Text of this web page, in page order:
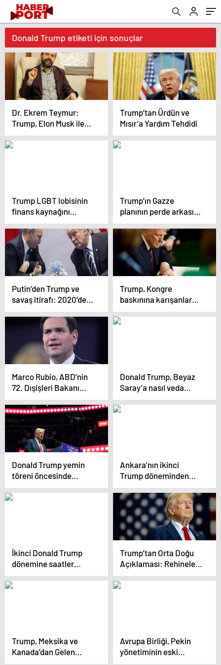
Donald Trump etiketi için sonuçlar
Dr. Ekrem Teymur:
Trump, Elon Musk ile
kamu yönetiminde
devrim yapmaya
Trump’tan Ürdün ve
Mısır’a Yardım Tehdidi
Trump LGBT lobisinin
finans kaynağını
kesiyor! Trans bireyler
spor
müsabakalarından
men edildi
Trump’ın Gazze
planının perde arkası!
Cumhuriyetçiler ikiye
bölündü: “Önce
ABD’ydi şimdi her yer
mi?”
Putin’den Trump ve
savaş itirafı: 2020’de
zaferi çalınmasaydı
Ukrayna krizi
olmayabilirdi
Trump, Kongre
baskınına karışanlara
af çıkararak ilk gününü
tamamladı
Marco Rubio, ABD’nin
72. Dışişleri Bakanı
Olarak Onaylandı
Donald Trump, Beyaz
Saray’a nasıl veda
etmişti?
Donald Trump yemin
töreni öncesinde
konuştu: Güneş
battığında, ülkemize
Ankara’nın ikinci
Trump döneminden
beklentisi ne?
İkinci Donald Trump
dönemine saatler
kaldı: Beyaz
Saray’daki ilk gününde
Trump’tan Orta Doğu
Açıklaması: Rehineler
Serbest Bırakılmazsa
Cehennem Olacak
Trump, Meksika ve
Kanada’dan Gelen
Ürünlere Yüzde 25
Avrupa Birliği, Pekin
yönetiminin eski
kararına misilleme